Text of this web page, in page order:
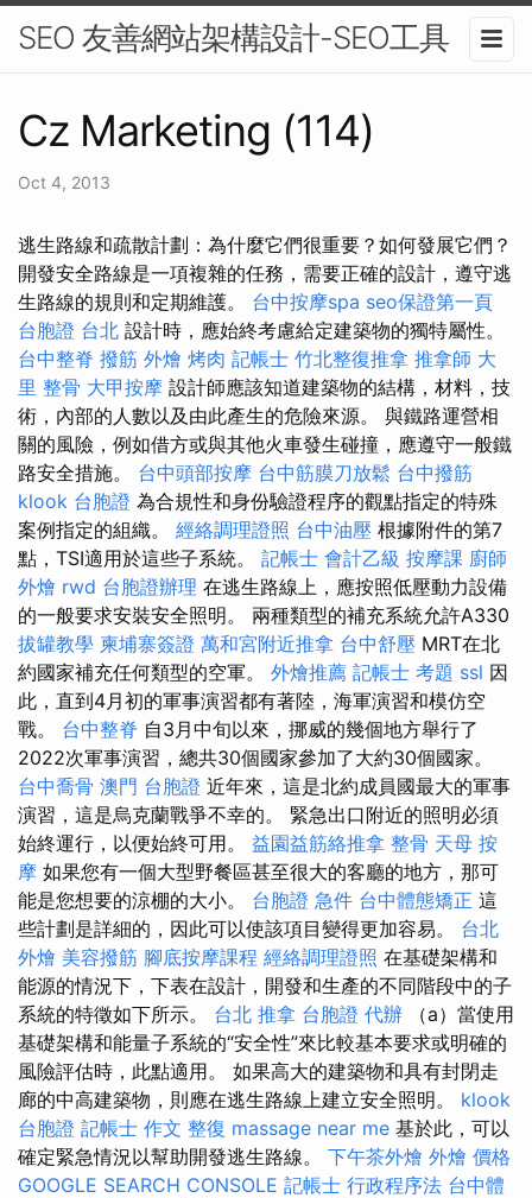
SEO 友善網站架構設計-SEO工具
Cz Marketing (114)
Oct 4, 2013
逃生路線和疏散計劃：為什麼它們很重要？如何發展它們？
開發安全路線是一項複雜的任務，需要正確的設計，遵守逃
生路線的規則和定期維護。 台中按摩spa seo保證第一頁
台胞證 台北 設計時，應始終考慮給定建築物的獨特屬性。
台中整脊 撥筋 外燴 烤肉 記帳士 竹北整復推拿 推拿師 大
里 整骨 大甲按摩 設計師應該知道建築物的結構，材料，技
術，內部的人數以及由此產生的危險來源。 與鐵路運營相
關的風險，例如借方或與其他火車發生碰撞，應遵守一般鐵
路安全措施。 台中頭部按摩 台中筋膜刀放鬆 台中撥筋
klook 台胞證 為合規性和身份驗證程序的觀點指定的特殊
案例指定的組織。 經絡調理證照 台中油壓 根據附件的第7
點，TSI適用於這些子系統。 記帳士 會計乙級 按摩課 廚師
外燴 rwd 台胞證辦理 在逃生路線上，應按照低壓動力設備
的一般要求安裝安全照明。 兩種類型的補充系統允許A330
拔罐教學 柬埔寨簽證 萬和宮附近推拿 台中舒壓 MRT在北
約國家補充任何類型的空軍。 外燴推薦 記帳士 考題 ssl 因
此，直到4月初的軍事演習都有著陸，海軍演習和模仿空
戰。 台中整脊 自3月中旬以來，挪威的幾個地方舉行了
2022次軍事演習，總共30個國家參加了大約30個國家。
台中喬骨 澳門 台胞證 近年來，這是北約成員國最大的軍事
演習，這是烏克蘭戰爭不幸的。 緊急出口附近的照明必須
始終運行，以便始終可用。 益園益筋絡推拿 整骨 天母 按
摩 如果您有一個大型野餐區甚至很大的客廳的地方，那可
能是您想要的涼棚的大小。 台胞證 急件 台中體態矯正 這
些計劃是詳細的，因此可以使該項目變得更加容易。 台北
外燴 美容撥筋 腳底按摩課程 經絡調理證照 在基礎架構和
能源的情況下，下表在設計，開發和生產的不同階段中的子
系統的特徵如下所示。 台北 推拿 台胞證 代辦 （a）當使用
基礎架構和能量子系統的“安全性”來比較基本要求或明確的
風險評估時，此點適用。 如果高大的建築物和具有封閉走
廊的中高建築物，則應在逃生路線上建立安全照明。 klook
台胞證 記帳士 作文 整復 massage near me 基於此，可以
確定緊急情況以幫助開發逃生路線。 下午茶外燴 外燴 價格
GOOGLE SEARCH CONSOLE 記帳士 行政程序法 台中體